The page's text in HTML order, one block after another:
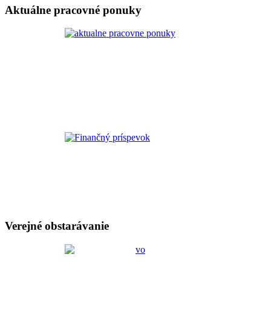
Aktuálne pracovné ponuky
Verejné obstarávanie